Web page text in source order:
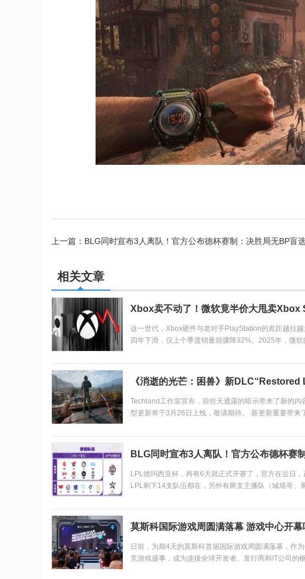
上一篇：BLG同时宣布3人离队！官方公布德杯赛制：决胜局无BP盲
相关文章
Xbox卖不动了！微软竟半价大甩卖Xbox
这一世代，Xbox硬件与老对手PlayStation的差距越拉
四年下滑，仅上个季度销量就骤降32%。2025年，微
《消逝的光芒：困兽》新
Techland工作室宣布，前些天透露的暗示带来了新的内
型更新将于3月26日上线，敬请期待。·新更新重要带来
BLG同时宣布3人离队！官方公布德杯赛
LPL德玛西亚杯，再有6天就正式开赛了，官方在近日
LPL剩下14支队伍都在，另外有两支主播队（城墙哥、
莫斯科国际游戏周圆满落幕 游戏中心开
日前，为期4天的莫斯科首届国际游戏周圆满落幕，作
竞游戏盛事，成为连接全球开发者、发行商和IT公司的